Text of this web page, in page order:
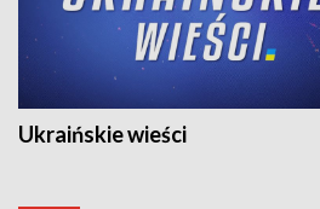
Ukraińskie wieści